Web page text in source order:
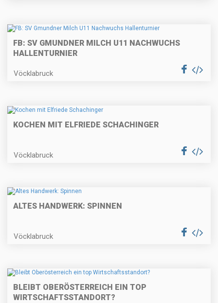
FB: SV GMUNDNER MILCH U11 NACHWUCHS
HALLENTURNIER
Vöcklabruck
KOCHEN MIT ELFRIEDE SCHACHINGER
Vöcklabruck
ALTES HANDWERK: SPINNEN
Vöcklabruck
BLEIBT OBERÖSTERREICH EIN TOP
WIRTSCHAFTSSTANDORT?